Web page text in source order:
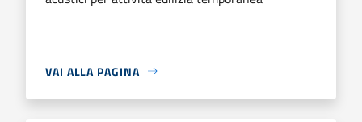
VAI ALLA PAGINA